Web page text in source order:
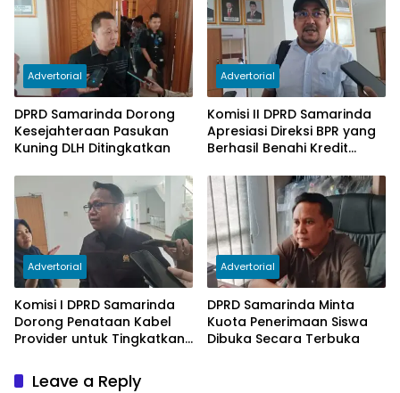
Advertorial
DPRD Samarinda Dorong
Kesejahteraan Pasukan
Kuning DLH Ditingkatkan
Advertorial
Komisi II DPRD Samarinda
Apresiasi Direksi BPR yang
Berhasil Benahi Kredit
Advertorial
Komisi I DPRD Samarinda
Dorong Penataan Kabel
Provider untuk Tingkatkan
Advertorial
DPRD Samarinda Minta
Kuota Penerimaan Siswa
Dibuka Secara Terbuka
Leave a Reply